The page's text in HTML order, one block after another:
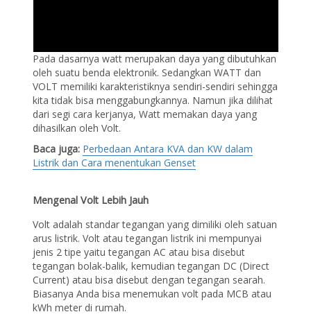
Pada dasarnya watt merupakan daya yang dibutuhkan
oleh suatu benda elektronik. Sedangkan WATT dan
VOLT memiliki karakteristiknya sendiri-sendiri sehingga
kita tidak bisa menggabungkannya. Namun jika dilihat
dari segi cara kerjanya, Watt memakan daya yang
dihasilkan oleh Volt.
Baca juga: Perbedaan Antara KVA dan KW dalam
Listrik dan Cara menentukan Genset
Mengenal Volt Lebih Jauh
Volt adalah standar tegangan yang dimiliki oleh satuan
arus listrik. Volt atau tegangan listrik ini mempunyai
jenis 2 tipe yaitu tegangan AC atau bisa disebut
tegangan bolak-balik, kemudian tegangan DC (Direct
Current) atau bisa disebut dengan tegangan searah.
Biasanya Anda bisa menemukan volt pada MCB atau
kWh meter di rumah.